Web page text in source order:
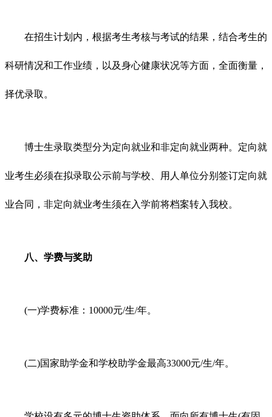
在招生计划内，根据考生考核与考试的结果，结合考生的
科研情况和工作业绩，以及身心健康状况等方面，全面衡量，
择优录取。
博士生录取类型分为定向就业和非定向就业两种。定向就
业考生必须在拟录取公示前与学校、用人单位分别签订定向就
业合同，非定向就业考生须在入学前将档案转入我校。
八、学费与奖助
(一)学费标准：10000元/生/年。
(二)国家助学金和学校助学金最高33000元/生/年。